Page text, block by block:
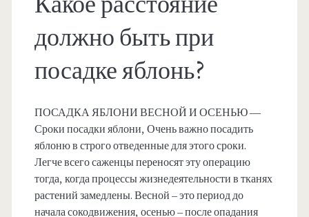
должно быть при
посадке яблонь?
ПОСАДКА ЯБЛОНИ ВЕСНОЙ И ОСЕНЬЮ —
Сроки посадки яблони, Очень важно посадить
яблоню в строго отведенные для этого сроки.
Легче всего саженцы переносят эту операцию
тогда, когда процессы жизнедеятельности в тканях
растений замедлены. Весной – это период до
начала сокодвижения, осенью – после опадания